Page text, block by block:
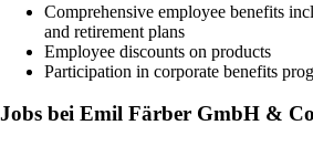
Comprehensive employee benefits
and retirement plans
Employee discounts on products
Participation in corporate benefits
Jobs bei Emil Färber GmbH &